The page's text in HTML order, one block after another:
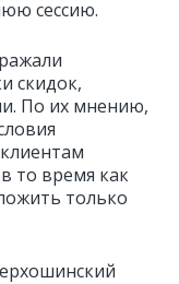
сессию.
скидок,
По их мнению,
то время как
только